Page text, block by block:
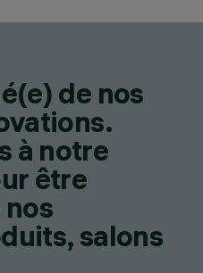
de nos
à notre
être
salons